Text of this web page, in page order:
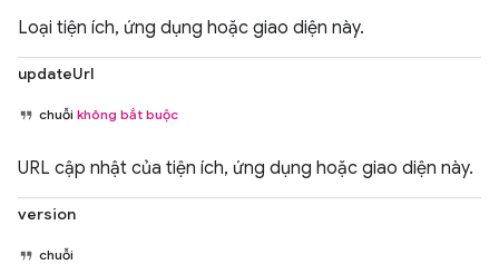
Loại tiện ích, ứng dụng hoặc giao diện này.
updateUrl
chuỗi không bắt buộc
URL cập nhật của tiện ích, ứng dụng hoặc giao diện này.
version
chuỗi